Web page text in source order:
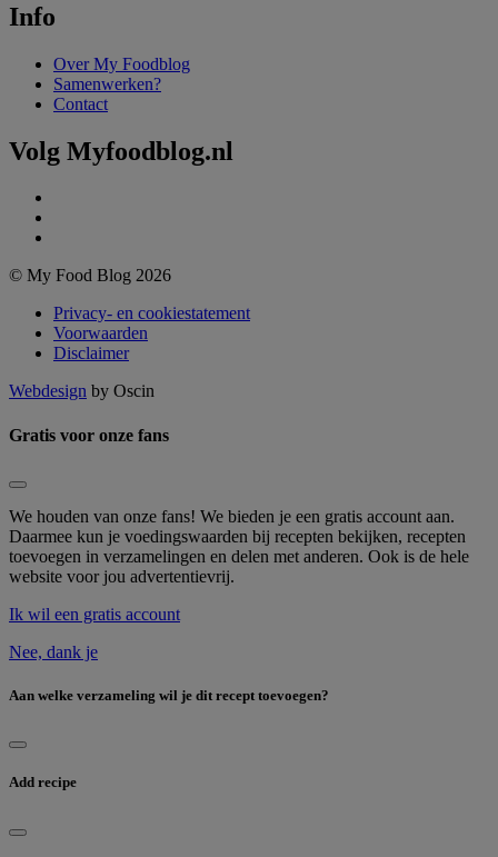
Info
Over My Foodblog
Samenwerken?
Contact
Volg Myfoodblog.nl
© My Food Blog 2026
Privacy- en cookiestatement
Voorwaarden
Disclaimer
Webdesign by Oscin
Gratis voor onze fans
We houden van onze fans! We bieden je een gratis account aan.
Daarmee kun je voedingswaarden bij recepten bekijken, recepten
toevoegen in verzamelingen en delen met anderen. Ook is de hele
website voor jou advertentievrij.
Ik wil een gratis account
Nee, dank je
Aan welke verzameling wil je dit recept toevoegen?
Add recipe